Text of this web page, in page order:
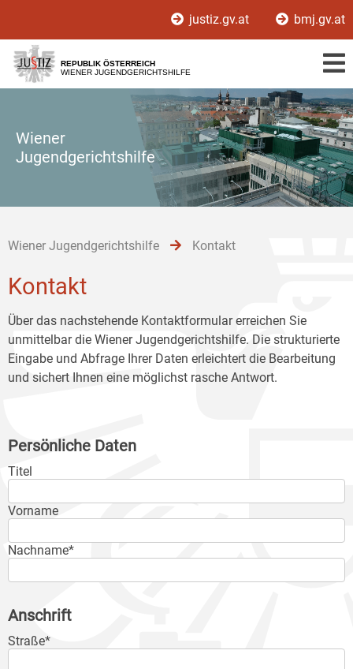
[1]
[2]
[3]
justiz.gv.at bmj.gv.at
REPUBLIK ÖSTERREICH
WIENER JUGENDGERICHTSHILFE
Wiener
Jugendgerichtshilfe
Wiener Jugendgerichtshilfe Kontakt
Kontakt
Über das nachstehende Kontaktformular erreichen Sie
unmittelbar die Wiener Jugendgerichtshilfe. Die strukturierte
Eingabe und Abfrage Ihrer Daten erleichtert die Bearbeitung
und sichert Ihnen eine möglichst rasche Antwort.
Persönliche Daten
Titel
Vorname
Nachname*
Anschrift
Straße*